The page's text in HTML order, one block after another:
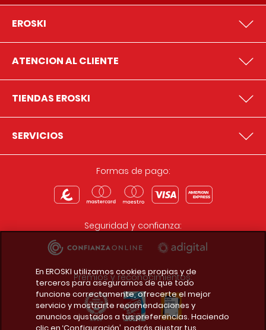
EROSKI
ATENCION AL CLIENTE
TIENDAS EROSKI
SERVICIOS
Formas de pago:
Seguridad y confianza:
Premios y reconocimientos:
En EROSKI utilizamos cookies propias y de
terceros para asegurarnos de que todo
funcione correctamente, ofrecerte el mejor
servicio y mostrarte recomendaciones y
anuncios ajustados a tus preferencias. Haciendo
clic en ‘Configuración’, podrás ajustar tus